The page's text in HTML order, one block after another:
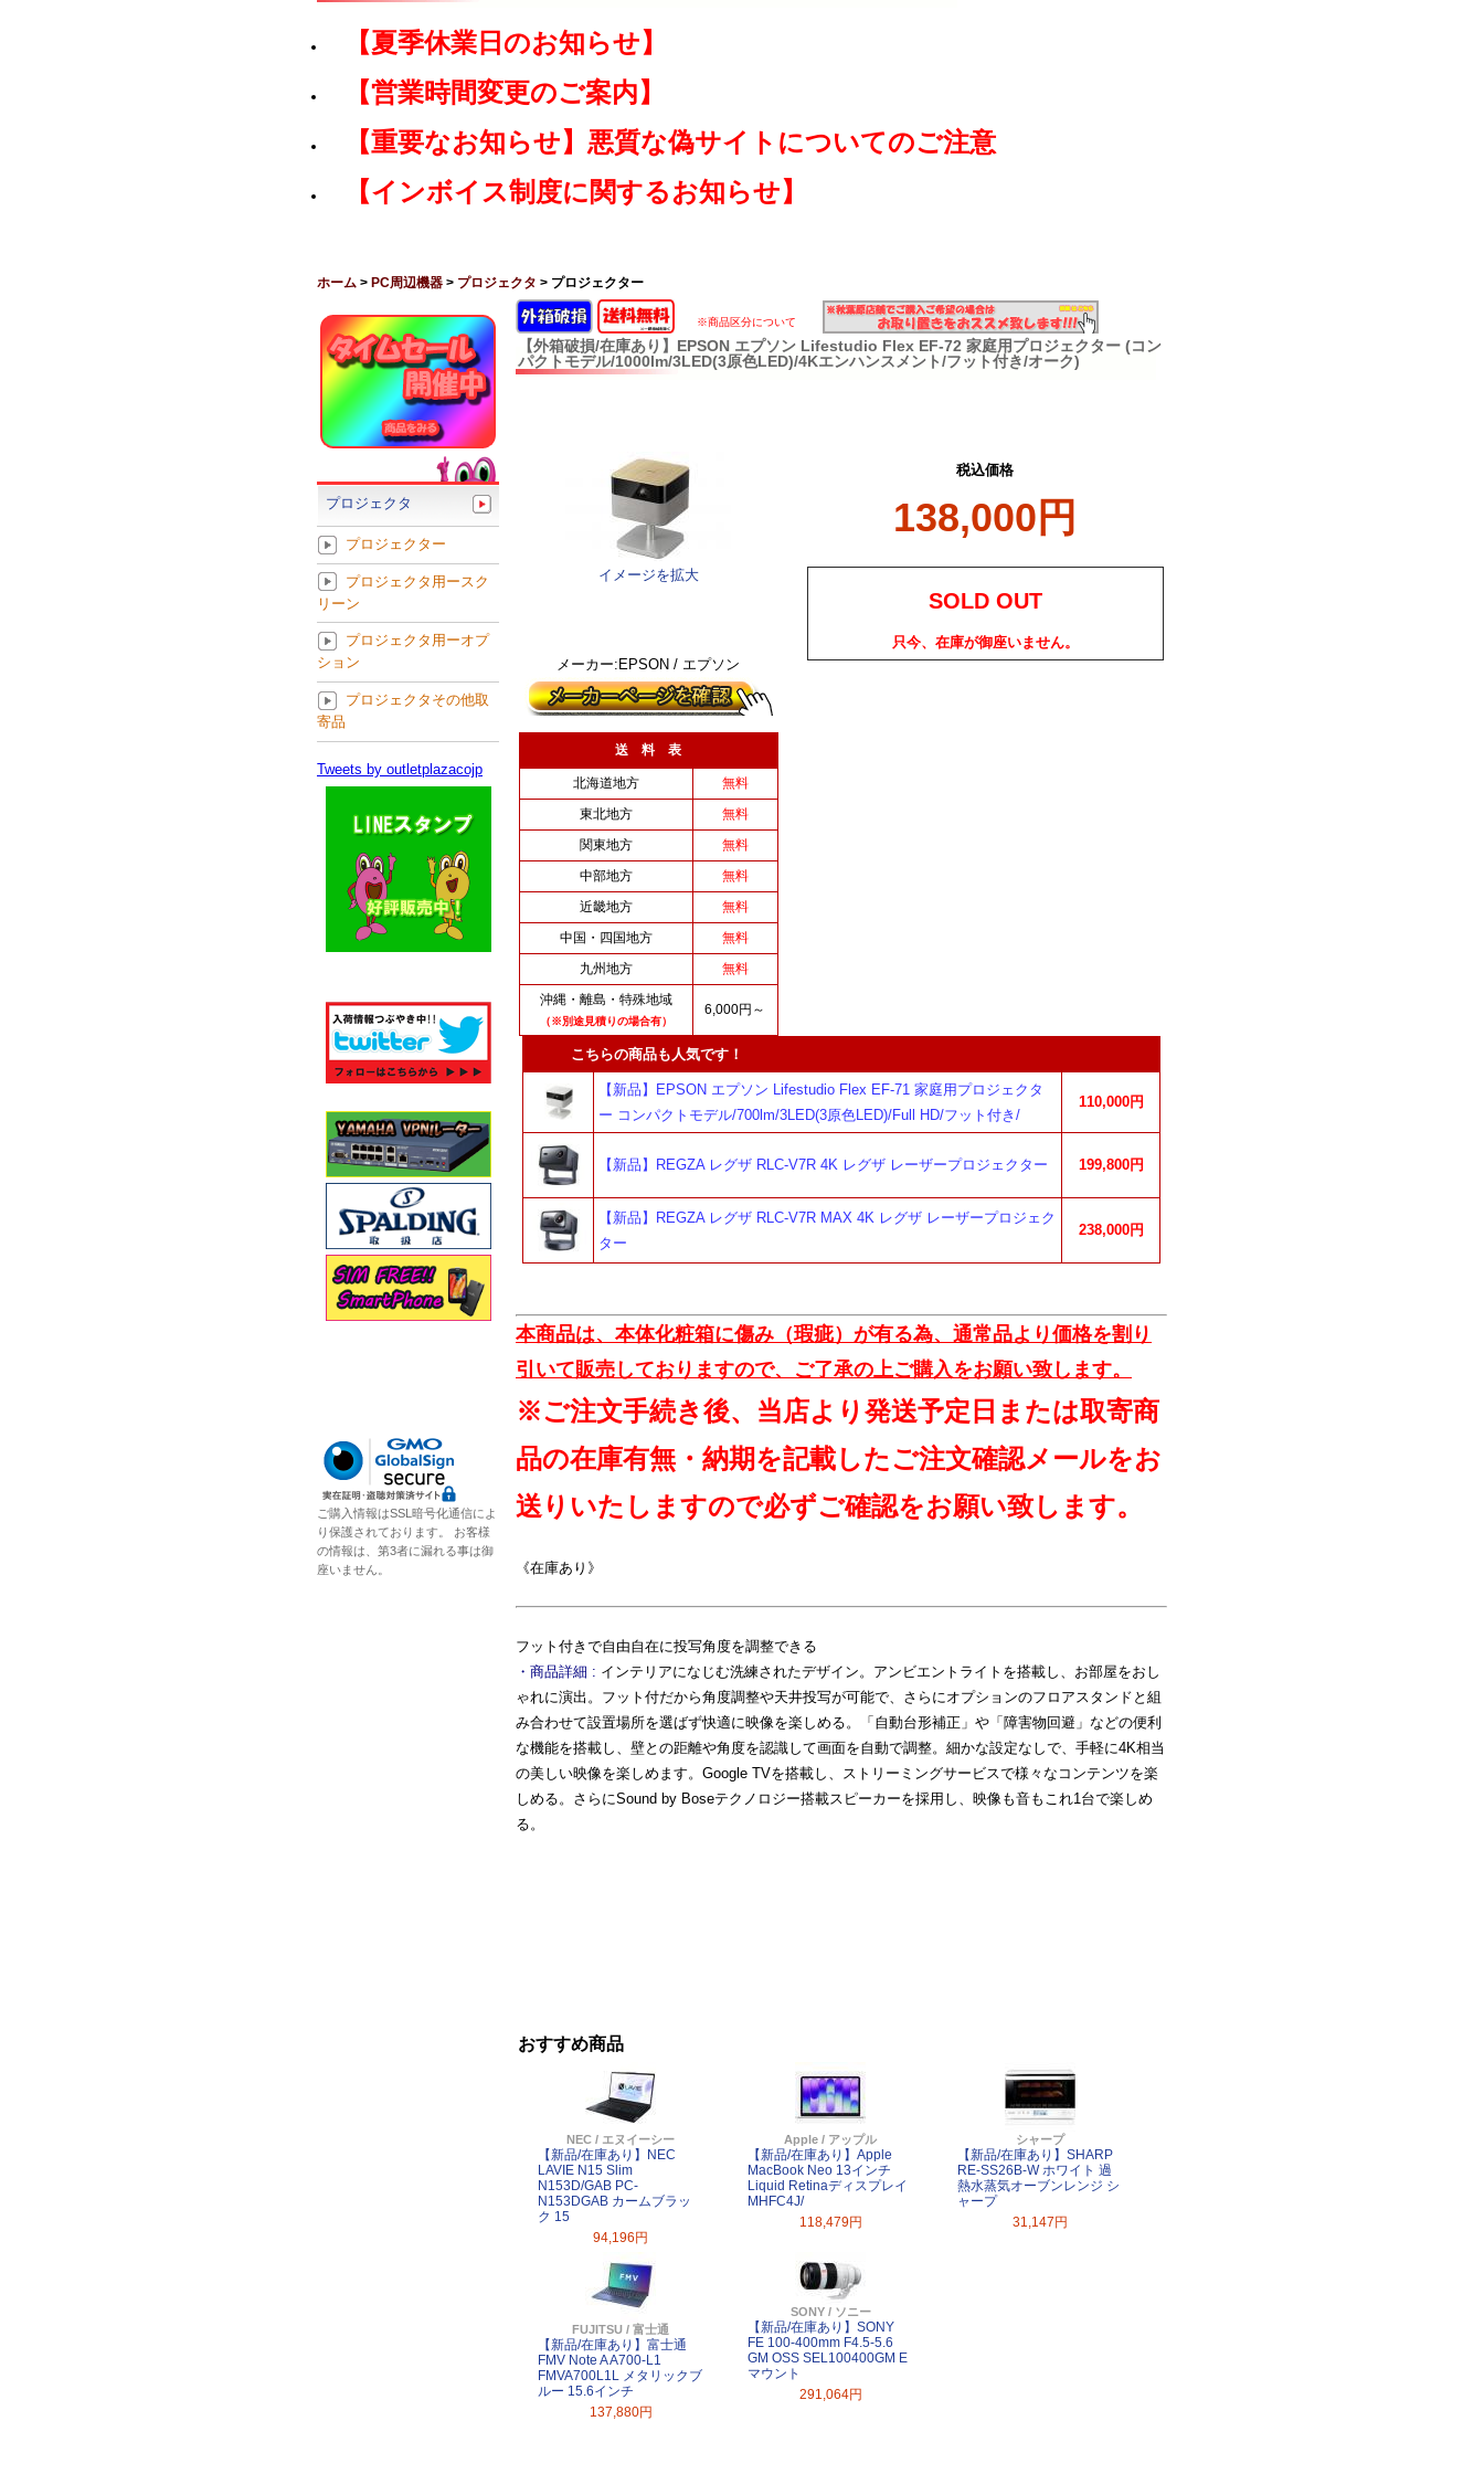
【夏季休業日のお知らせ】
【営業時間変更のご案内】
【重要なお知らせ】悪質な偽サイトについてのご注意
【インボイス制度に関するお知らせ】
ホーム > PC周辺機器 > プロジェクタ > プロジェクター
※商品区分について
【外箱破損/在庫あり】EPSON エプソン Lifestudio Flex EF-72 家庭用プロジェクター (コン
パクトモデル/1000lm/3LED(3原色LED)/4Kエンハンスメント/フット付き/オーク)
イメージを拡大
メーカー:EPSON / エプソン
送 料 表
北海道地方
無料
東北地方
無料
関東地方
無料
中部地方
無料
近畿地方
無料
中国・四国地方
無料
九州地方
無料
沖縄・離島・特殊地域
（※別途見積りの場合有）
6,000円～
税込価格
138,000円
SOLD OUT
只今、在庫が御座いません。
こちらの商品も人気です！
【新品】EPSON エプソン Lifestudio Flex EF-71 家庭用プロジェクタ
ー コンパクトモデル/700lm/3LED(3原色LED)/Full HD/フット付き/
110,000円
【新品】REGZA レグザ RLC-V7R 4K レグザ レーザープロジェクター 199,800円
【新品】REGZA レグザ RLC-V7R MAX 4K レグザ レーザープロジェク
ター
238,000円
本商品は、本体化粧箱に傷み（瑕疵）が有る為、通常品より価格を割り
引いて販売しておりますので、ご了承の上ご購入をお願い致します。
※ご注文手続き後、当店より発送予定日または取寄商
品の在庫有無・納期を記載したご注文確認メールをお
送りいたしますので必ずご確認をお願い致します。
《在庫あり》
フット付きで自由自在に投写角度を調整できる
・商品詳細 : インテリアになじむ洗練されたデザイン。アンビエントライトを搭載し、お部屋をおし
ゃれに演出。フット付だから角度調整や天井投写が可能で、さらにオプションのフロアスタンドと組
み合わせて設置場所を選ばず快適に映像を楽しめる。「自動台形補正」や「障害物回避」などの便利
な機能を搭載し、壁との距離や角度を認識して画面を自動で調整。細かな設定なしで、手軽に4K相当
の美しい映像を楽しめます。Google TVを搭載し、ストリーミングサービスで様々なコンテンツを楽
しめる。さらにSound by Boseテクノロジー搭載スピーカーを採用し、映像も音もこれ1台で楽しめ
る。
おすすめ商品
NEC / エヌイーシー
【新品/在庫あり】NEC
LAVIE N15 Slim
N153D/GAB PC-
N153DGAB カームブラッ
ク 15
94,196円
Apple / アップル
【新品/在庫あり】Apple
MacBook Neo 13インチ
Liquid Retinaディスプレイ
MHFC4J/
118,479円
シャープ
【新品/在庫あり】SHARP
RE-SS26B-W ホワイト 過
熱水蒸気オーブンレンジ シ
ャープ
31,147円
FUJITSU / 富士通
【新品/在庫あり】富士通
FMV Note A A700-L1
FMVA700L1L メタリックブ
ルー 15.6インチ
137,880円
SONY / ソニー
【新品/在庫あり】SONY
FE 100-400mm F4.5-5.6
GM OSS SEL100400GM E
マウント
291,064円
プロジェクタ
プロジェクター
プロジェクタ用ースク
リーン
プロジェクタ用ーオプ
ション
プロジェクタその他取
寄品
Tweets by outletplazacojp
ご購入情報はSSL暗号化通信によ
り保護されております。 お客様
の情報は、第3者に漏れる事は御
座いません。